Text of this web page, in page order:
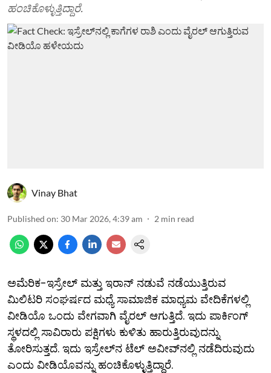
ಹಂಚಿಕೊಳ್ಳುತ್ತಿದ್ದಾರೆ.
Vinay Bhat
Published on: 30 Mar 2026, 4:39 am 2 min read
ಅಮೆರಿಕ-ಇಸ್ರೇಲ್ ಮತ್ತು ಇರಾನ್ ನಡುವೆ ನಡೆಯುತ್ತಿರುವ
ಮಿಲಿಟರಿ ಸಂಘರ್ಷದ ಮಧ್ಯೆ ಸಾಮಾಜಿಕ ಮಾಧ್ಯಮ ವೇದಿಕೆಗಳಲ್ಲಿ
ವೀಡಿಯೊ ಒಂದು ವೇಗವಾಗಿ ವೈರಲ್ ಆಗುತ್ತಿದೆ. ಇದು ಪಾರ್ಕಿಂಗ್
ಸ್ಥಳದಲ್ಲಿ ಸಾವಿರಾರು ಪಕ್ಷಿಗಳು ಕುಳಿತು ಹಾರುತ್ತಿರುವುದನ್ನು
ತೋರಿಸುತ್ತದೆ. ಇದು ಇಸ್ರೇಲ್‌ನ ಟೆಲ್ ಅವೀವ್‌ನಲ್ಲಿ ನಡೆದಿರುವುದು
ಎಂದು ವೀಡಿಯೊವನ್ನು ಹಂಚಿಕೊಳ್ಳುತ್ತಿದ್ದಾರೆ.